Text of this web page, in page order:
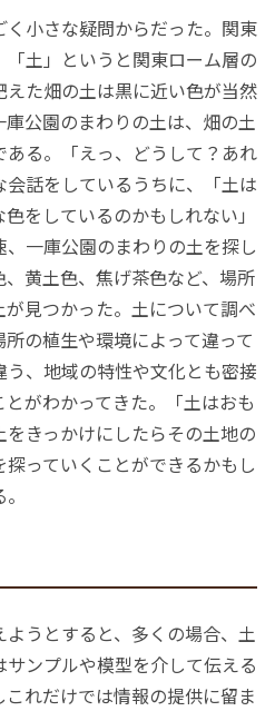
く小さな疑問からだった。関東
土」というと関東ローム層の
た畑の土は黒に近い色が当然
公園のまわりの土は、畑の土
る。「えっ、どうして？あれ
話をしているうちに、「土は
をしているのかもしれない」
一庫公園のまわりの土を探し
黄土色、焦げ茶色など、場所
見つかった。土について調べ
の植生や環境によって違って
、地域の特性や文化とも密接
がわかってきた。「土はおも
きっかけにしたらその土地の
っていくことができるかもし
ようとすると、多くの場合、土
ンプルや模型を介して伝える
れだけでは情報の提供に留ま